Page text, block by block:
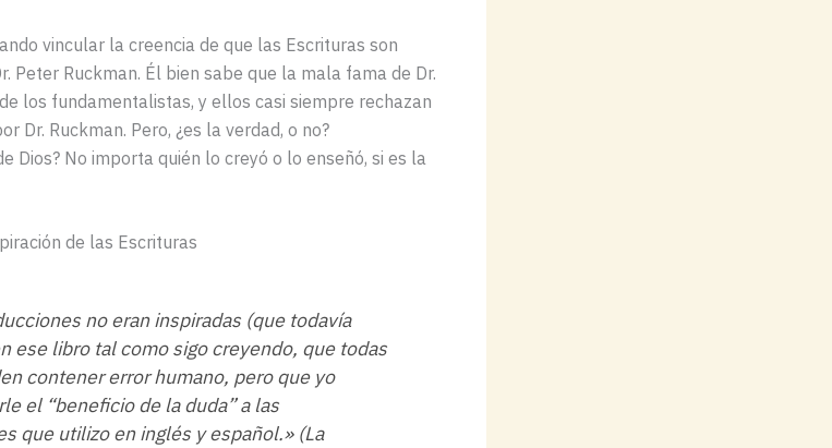
vincular la creencia de que las Escrituras son
Peter Ruckman. Él bien sabe que la mala fama de Dr.
los fundamentalistas, y ellos casi siempre rechazan
Dr. Ruckman. Pero, ¿es la verdad, o no?
Dios? No importa quién lo creyó o lo enseñó, si es la
de las Escrituras
no eran inspiradas (que todavía
ese libro tal como sigo creyendo, que todas
contener error humano, pero que yo
el “beneficio de la duda” a las
que utilizo en inglés y español.» (La